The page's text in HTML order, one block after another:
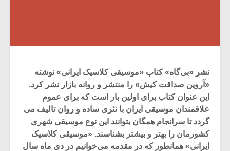
نشر «بی‌گاه» کتاب «موسیقی کلاسیک ایرانی» نوشته
«آروین صداقت کیش» را منتشر و روانه بازار نشر کرد.
این عنوان کتاب برای اولین بار است که برای عموم
علاقمندان موسیقی ایران با نثری ساده و روان تالیف می
گردد تا سرانجام همگان بتوانند این نوع موسیقی شهری
کشورمان را بهتر و بیشتر بشناسند. «موسیقی کلاسیک
ایرانی» همانطور که در مقدمه می‌خوانیم در دی ماه سال